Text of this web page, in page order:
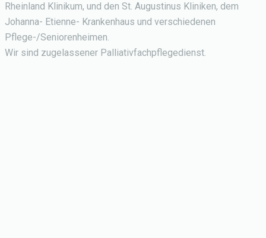
Rheinland Klinikum, und den St. Augustinus Kliniken, dem
Johanna- Etienne- Krankenhaus und verschiedenen
Pflege-/Seniorenheimen.
Wir sind zugelassener Palliativfachpflegedienst.